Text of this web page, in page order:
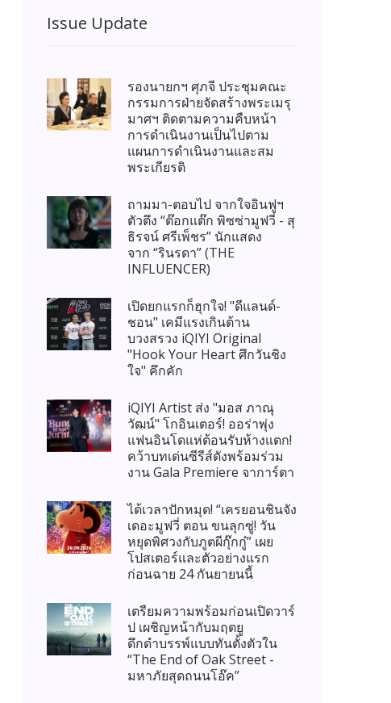
Issue Update
รองนายกฯ ศุภจี ประชุมคณะ
กรรมการฝ่ายจัดสร้างพระเมรุ
มาศฯ ติดตามความคืบหน้า
การดำเนินงานเป็นไปตาม
แผนการดำเนินงานและสม
พระเกียรติ
ถามมา-ตอบไป จากใจอินฟูฯ
ตัวตึง “ต๊อกแต๊ก พิซซ่ามูฟวี่ - สุ
ธิรจน์ ศรีเพ็ชร” นักแสดง
จาก “รินรดา” (THE
INFLUENCER)
เปิดยกแรกก็ฮุกใจ! "ดีแลนด์-
ชอน" เคมีแรงเกินต้าน
บวงสรวง iQIYI Original
"Hook Your Heart ศึกวันชิง
ใจ" คึกคัก
iQIYI Artist ส่ง "มอส ภาณุ
วัฒน์" โกอินเตอร์! ออร่าพุ่ง
แฟนอินโดแห่ต้อนรับห้างแตก!
คว้าบทเด่นซีรีส์ดังพร้อมร่วม
งาน Gala Premiere จาการ์ตา
ได้เวลาปักหมุด! “เครยอนชินจัง
เดอะมูฟวี่ ตอน ขนลุกซู่! วัน
หยุดพิศวงกับภูตผีกุ๊กกู๋” เผย
โปสเตอร์และตัวอย่างแรก
ก่อนฉาย 24 กันยายนนี้
เตรียมความพร้อมก่อนเปิดวาร์
ป เผชิญหน้ากับมฤตยู
ดึกดำบรรพ์แบบทันตั้งตัวใน
“The End of Oak Street -
มหาภัยสุดถนนโอ๊ค”